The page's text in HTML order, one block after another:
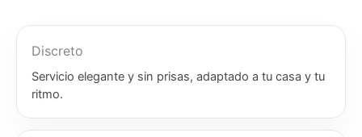
Discreto
Servicio elegante y sin prisas, adaptado a tu casa y tu
ritmo.